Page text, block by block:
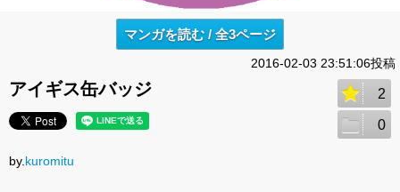
マンガを読む / 全3ページ
2016-02-03 23:51:06投稿
アイギス缶バッジ 2
0
by. kuromitu